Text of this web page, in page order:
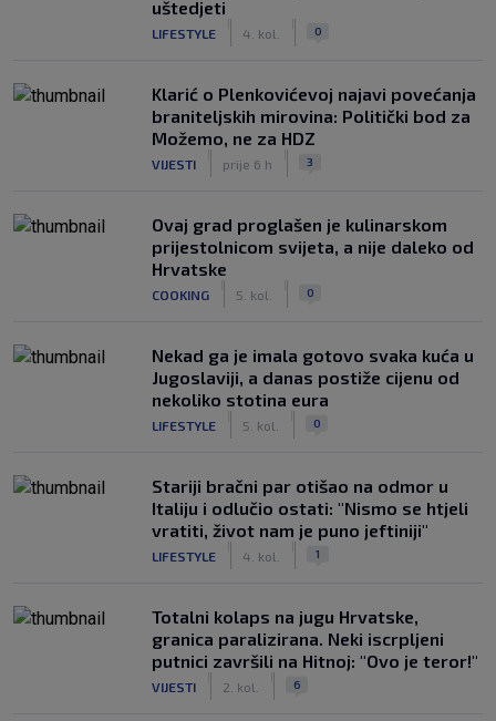
uštedjeti
LIFESTYLE 4. kol. 0
Klarić o Plenkovićevoj najavi povećanja
braniteljskih mirovina: Politički bod za
Možemo, ne za HDZ
VIJESTI prije 6 h 3
Ovaj grad proglašen je kulinarskom
prijestolnicom svijeta, a nije daleko od
Hrvatske
COOKING 5. kol. 0
Nekad ga je imala gotovo svaka kuća u
Jugoslaviji, a danas postiže cijenu od
nekoliko stotina eura
LIFESTYLE 5. kol. 0
Stariji bračni par otišao na odmor u
Italiju i odlučio ostati: "Nismo se htjeli
vratiti, život nam je puno jeftiniji"
LIFESTYLE 4. kol. 1
Totalni kolaps na jugu Hrvatske,
granica paralizirana. Neki iscrpljeni
putnici završili na Hitnoj: "Ovo je teror!"
VIJESTI 2. kol. 6